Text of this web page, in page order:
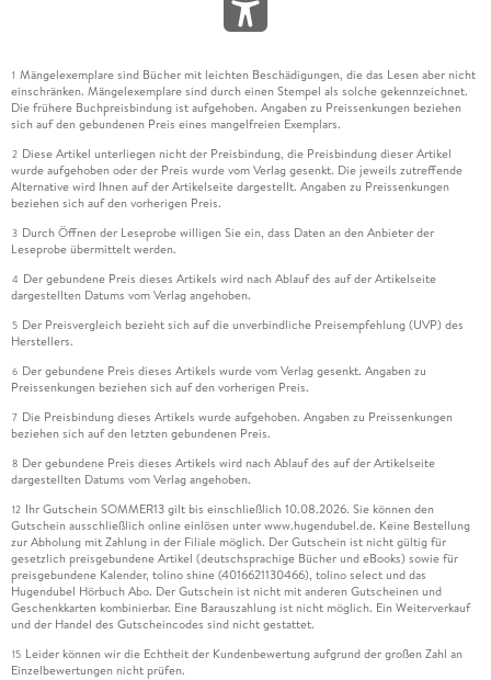
1 Mängelexemplare sind Bücher mit leichten Beschädigungen, die das Lesen aber nicht
einschränken. Mängelexemplare sind durch einen Stempel als solche gekennzeichnet.
Die frühere Buchpreisbindung ist aufgehoben. Angaben zu Preissenkungen beziehen
sich auf den gebundenen Preis eines mangelfreien Exemplars.
2 Diese Artikel unterliegen nicht der Preisbindung, die Preisbindung dieser Artikel
wurde aufgehoben oder der Preis wurde vom Verlag gesenkt. Die jeweils zutreffende
Alternative wird Ihnen auf der Artikelseite dargestellt. Angaben zu Preissenkungen
beziehen sich auf den vorherigen Preis.
3 Durch Öffnen der Leseprobe willigen Sie ein, dass Daten an den Anbieter der
Leseprobe übermittelt werden.
4 Der gebundene Preis dieses Artikels wird nach Ablauf des auf der Artikelseite
dargestellten Datums vom Verlag angehoben.
5 Der Preisvergleich bezieht sich auf die unverbindliche Preisempfehlung (UVP) des
Herstellers.
6 Der gebundene Preis dieses Artikels wurde vom Verlag gesenkt. Angaben zu
Preissenkungen beziehen sich auf den vorherigen Preis.
7 Die Preisbindung dieses Artikels wurde aufgehoben. Angaben zu Preissenkungen
beziehen sich auf den letzten gebundenen Preis.
8 Der gebundene Preis dieses Artikels wird nach Ablauf des auf der Artikelseite
dargestellten Datums vom Verlag angehoben.
12 Ihr Gutschein SOMMER13 gilt bis einschließlich 10.08.2026. Sie können den
Gutschein ausschließlich online einlösen unter www.hugendubel.de. Keine Bestellung
zur Abholung mit Zahlung in der Filiale möglich. Der Gutschein ist nicht gültig für
gesetzlich preisgebundene Artikel (deutschsprachige Bücher und eBooks) sowie für
preisgebundene Kalender, tolino shine (4016621130466), tolino select und das
Hugendubel Hörbuch Abo. Der Gutschein ist nicht mit anderen Gutscheinen und
Geschenkkarten kombinierbar. Eine Barauszahlung ist nicht möglich. Ein Weiterverkauf
und der Handel des Gutscheincodes sind nicht gestattet.
15 Leider können wir die Echtheit der Kundenbewertung aufgrund der großen Zahl an
Einzelbewertungen nicht prüfen.